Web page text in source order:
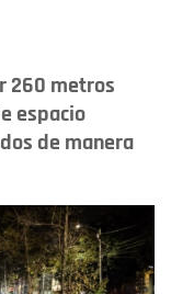
260 metros
espacio
de manera